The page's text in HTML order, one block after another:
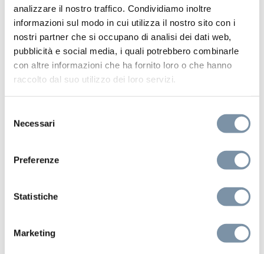
analizzare il nostro traffico. Condividiamo inoltre
informazioni sul modo in cui utilizza il nostro sito con i
nostri partner che si occupano di analisi dei dati web,
pubblicità e social media, i quali potrebbero combinarle
con altre informazioni che ha fornito loro o che hanno
raccolto dal suo utilizzo dei loro servizi.
delNecessari
Preferenze
Statistiche
Marketing
Metal 316 Kit e Accessori
supporto per doccetta tonda acciaio